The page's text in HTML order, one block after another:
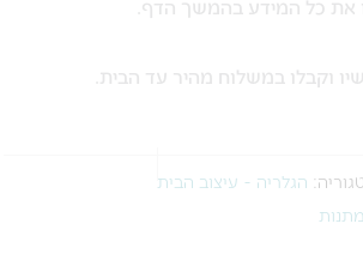
את כל המידע בהמשך הדף.
וקבלו במשלוח מהיר עד הבית.
הגלריה - עיצוב הבית
מתנות